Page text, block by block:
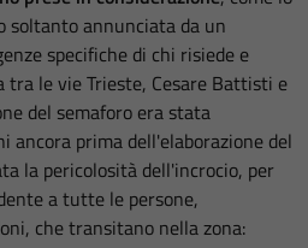
soltanto annunciata da un
specifiche di chi risiede e
tra le vie Trieste, Cesare Battisti e
del semaforo era stata
prima dell'elaborazione del
la pericolosità dell'incrocio, per
a tutte le persone,
che transitano nella zona: